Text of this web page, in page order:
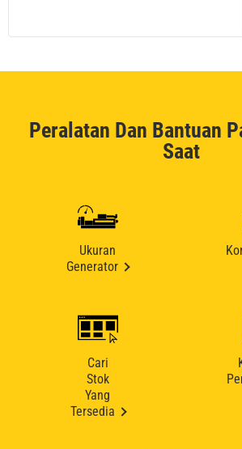
Peralatan Dan Bantuan
Saat
Ukuran
Generator
Cari
Stok
Yang
Tersedia